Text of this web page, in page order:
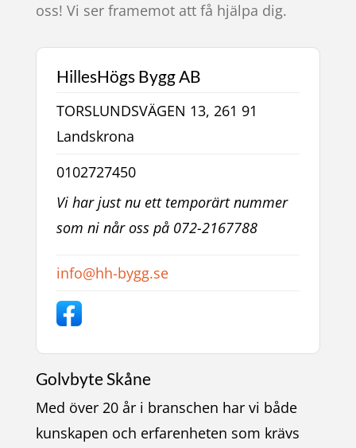
oss! Vi ser framemot att få hjälpa dig.
HillesHögs Bygg AB
TORSLUNDSVÄGEN 13, 261 91
Landskrona
0102727450
Vi har just nu ett temporärt nummer
som ni når oss på 072-2167788
info@hh-bygg.se
Golvbyte Skåne
Med över 20 år i branschen har vi både
kunskapen och erfarenheten som krävs